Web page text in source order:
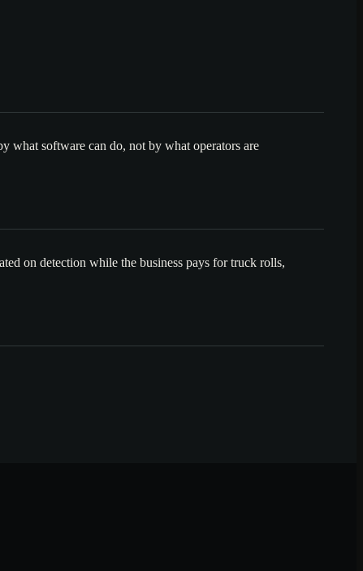
what software can do, not by what operators are
on detection while the business pays for truck rolls,